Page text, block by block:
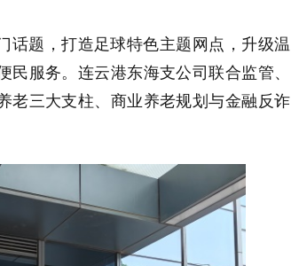
话题，打造足球特色主题网点，升级温
服务。连云港东海支公司联合监管、
老三大支柱、商业养老规划与金融反诈